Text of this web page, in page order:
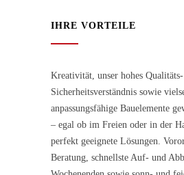
IHRE VORTEILE
Kreativität, unser hohes
Sicherheitsverständnis sowie
anpassungsfähige Bauelemente
– egal ob im Freien oder in der
perfekt geeignete Lösungen.
Beratung, schnellste Auf- und